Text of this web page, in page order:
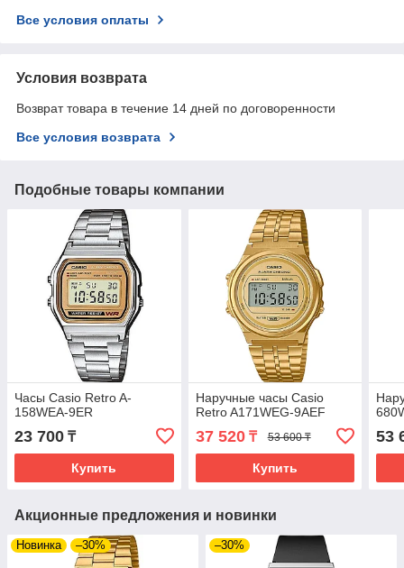
Все условия оплаты
Условия возврата
Возврат товара в течение 14 дней по договоренности
Все условия возврата
Подобные товары компании
Часы Casio Retro A-
158WEA-9ER
23 700 ₸
Купить
Наручные часы Casio
Retro A171WEG-9AEF
37 520₸ 53 600 ₸
Купить
53
Акционные предложения и новинки
Новинка –30% –30%